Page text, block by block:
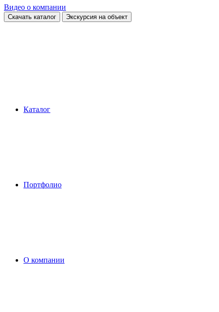
Видео о компании
Скачать каталог Экскурсия на объект
Каталог
Портфолио
О компании